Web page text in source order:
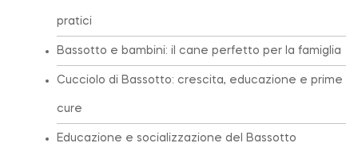
pratici
Bassotto e bambini: il cane perfetto per la famiglia
Cucciolo di Bassotto: crescita, educazione e prime
cure
Educazione e socializzazione del Bassotto